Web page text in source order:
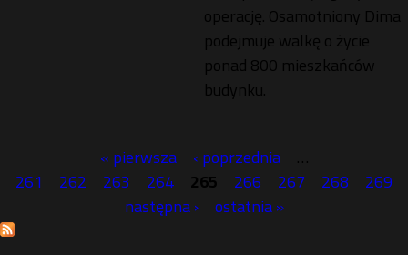
operację. Osamotniony Dima
podejmuje walkę o życie
ponad 800 mieszkańców
budynku.
t
« pierwsza ‹ poprzednia
…
261
262 263 264 265 266 267 268
269
następna ›
ostatnia »